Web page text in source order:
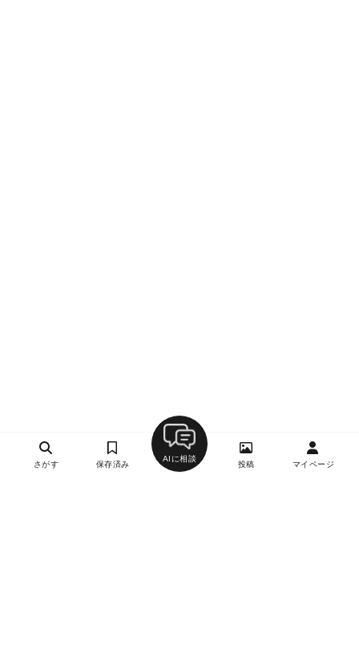
さがす 保存済み
AIに相談
投稿 マイページ